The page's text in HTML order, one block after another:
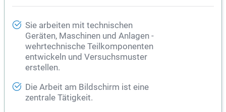
Sie arbeiten mit technischen
Geräten, Maschinen und Anlagen -
wehrtechnische Teilkomponenten
entwickeln und Versuchsmuster
erstellen.
Die Arbeit am Bildschirm ist eine
zentrale Tätigkeit.